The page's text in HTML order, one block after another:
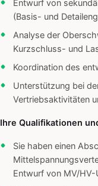
Entwurf von
(Basis- und
Analyse der
Kurzschluss- und
Koordination des
Unterstützung bei
Vertriebsaktivitäten
Ihre Qualifikationen
Sie haben einen
Entwurf von MV/